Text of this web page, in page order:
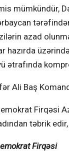
mümkündür,
azad
hazırda
ətrafında
Ali Baş
Firqəsi
təbrik
Firqəsi